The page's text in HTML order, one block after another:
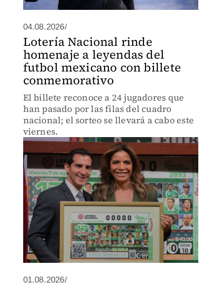
04.08.2026/
Lotería Nacional rinde
homenaje a leyendas del
futbol mexicano con billete
conmemorativo
El billete reconoce a 24 jugadores que
han pasado por las filas del cuadro
nacional; el sorteo se llevará a cabo este
viernes.
01.08.2026/